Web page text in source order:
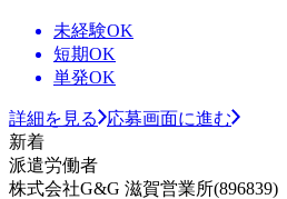
未経験OK
短期OK
単発OK
詳細を見る
応募画面に進む
新着
派遣労働者
株式会社G&G 滋賀営業所(896839)